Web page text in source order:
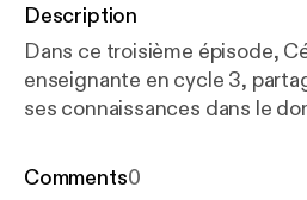
Description
Dans ce troisième épisode,
enseignante en cycle 3,
ses connaissances dans le
beaucoup. Les enfants ont
Comments0